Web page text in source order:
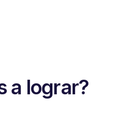
a lograr?